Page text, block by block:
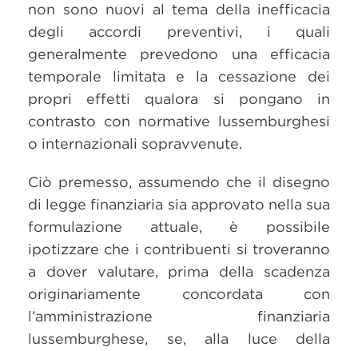
non sono nuovi al tema della inefficacia
degli accordi preventivi, i quali
generalmente prevedono una efficacia
temporale limitata e la cessazione dei
propri effetti qualora si pongano in
contrasto con normative lussemburghesi
o internazionali sopravvenute.
Ciò premesso, assumendo che il disegno
di legge finanziaria sia approvato nella sua
formulazione attuale, è possibile
ipotizzare che i contribuenti si troveranno
a dover valutare, prima della scadenza
originariamente concordata con
l’amministrazione finanziaria
lussemburghese, se, alla luce della